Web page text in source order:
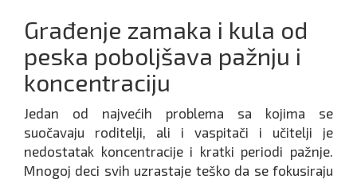
Građenje zamaka i kula od
peska poboljšava pažnju i
koncentraciju
Jedan od najvećih problema sa kojima se
suočavaju roditelji, ali i vaspitači i učitelji je
nedostatak koncentracije i kratki periodi pažnje.
Mnogoj deci svih uzrastaje teško da se fokusiraju